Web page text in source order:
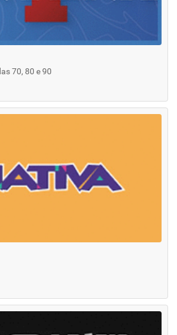
70, 80 e 90